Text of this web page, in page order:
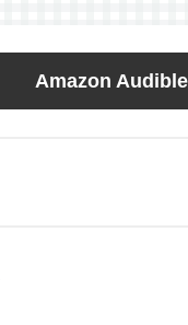
Amazon Audible